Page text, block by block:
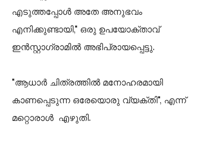
എടുത്തപ്പോൾ അതേ അനുഭവം
എനിക്കുണ്ടായി," ഒരു ഉപയോക്താവ്
ഇൻസ്റ്റാഗ്രാമിൽ അഭിപ്രായപ്പെട്ടു.
"ആധാർ ചിത്രത്തിൽ മനോഹരമായി
കാണപ്പെടുന്ന ഒരേയൊരു വ്യക്തി", എന്ന്
മറ്റൊരാൾ എഴുതി.